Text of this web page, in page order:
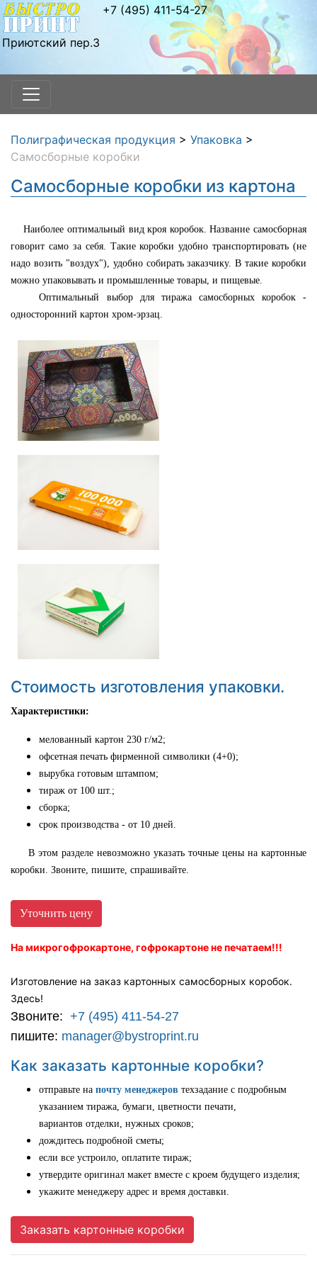
Приютский пер.3
+7 (495) 411-54-27
Полиграфическая продукция > Упаковка >
Самосборные коробки
Самосборные коробки из картона
Наиболее оптимальный вид кроя коробок. Название самосборная
говорит само за себя. Такие коробки удобно транспортировать (не
надо возить "воздух"), удобно собирать заказчику. В такие коробки
можно упаковывать и промышленные товары, и пищевые.
Оптимальный выбор для тиража самосборных коробок -
односторонний картон хром-эрзац.
Стоимость изготовления упаковки.
Характеристики:
мелованный картон 230 г/м2;
офсетная печать фирменной символики (4+0);
вырубка готовым штампом;
тираж от 100 шт.;
сборка;
срок производства - от 10 дней.
В этом разделе невозможно указать точные цены на картонные
коробки. Звоните, пишите, спрашивайте.
Уточнить цену
На микрогофрокартоне, гофрокартоне не печатаем!!!
Изготовление на заказ картонных самосборных коробок.
Здесь!
Звоните: +7 (495) 411-54-27
пишите: manager@bystroprint.ru
Как заказать картонные коробки?
отправьте на почту менеджеров техзадание с подробным
указанием тиража, бумаги, цветности печати,
вариантов отделки, нужных сроков;
дождитесь подробной сметы;
если все устроило, оплатите тираж;
утвердите оригинал макет вместе с кроем будущего изделия;
укажите менеджеру адрес и время доставки.
Заказать картонные коробки